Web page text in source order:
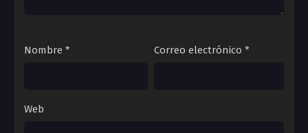
Nombre * Correo electrónico *
Web